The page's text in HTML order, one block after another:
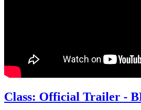
Class: Official Trailer -